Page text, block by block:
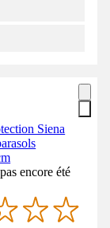
Siena
encore été